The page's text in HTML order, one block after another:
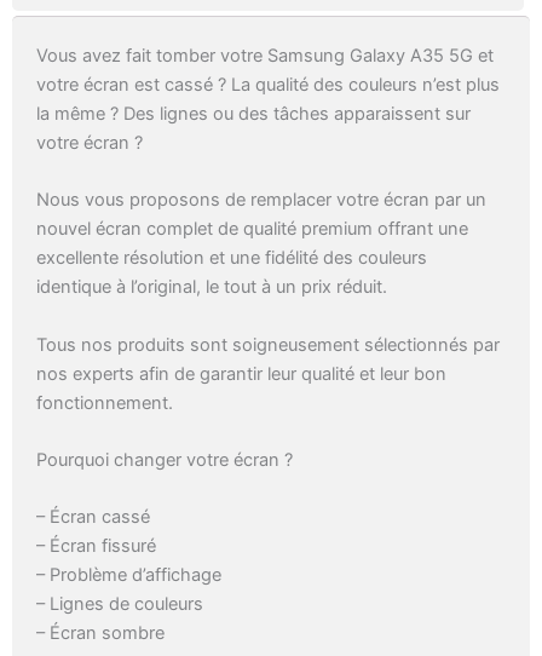
Vous avez fait tomber votre Samsung Galaxy A35 5G et
votre écran est cassé ? La qualité des couleurs n’est plus
la même ? Des lignes ou des tâches apparaissent sur
votre écran ?
Nous vous proposons de remplacer votre écran par un
nouvel écran complet de qualité premium offrant une
excellente résolution et une fidélité des couleurs
identique à l’original, le tout à un prix réduit.
Tous nos produits sont soigneusement sélectionnés par
nos experts afin de garantir leur qualité et leur bon
fonctionnement.
Pourquoi changer votre écran ?
– Écran cassé
– Écran fissuré
– Problème d’affichage
– Lignes de couleurs
– Écran sombre